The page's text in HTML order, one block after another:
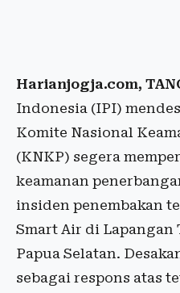
Harianjogja.com,
Indonesia (IPI)
Komite Nasional
(KNKP) segera
keamanan
insiden penembakan
Smart Air di Lapangan
Papua Selatan.
sebagai respons atas